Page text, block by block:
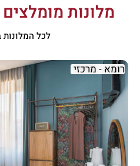
מלונות
לכל המלונות
רומא - מרכזי